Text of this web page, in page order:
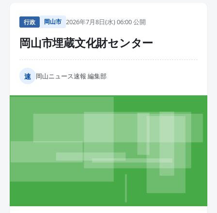
行政 岡山市 2026年7月8日(水) 06:00 公開
岡山市埋蔵文化財センター
速 岡山ニュース速報 編集部